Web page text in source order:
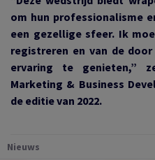
om hun professionalisme
een gezellige sfeer. Ik
registreren en van de door
ervaring te genieten,”
Marketing & Business
de editie van 2022.
Nieuws